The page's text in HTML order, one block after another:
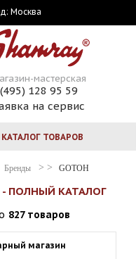
Москва
мастерская
(495) 128 95 59
на сервис
КАТАЛОГ ТОВАРОВ
Бренды GOTOH
- ПОЛНЫЙ КАТАЛОГ
827 товаров
магазин